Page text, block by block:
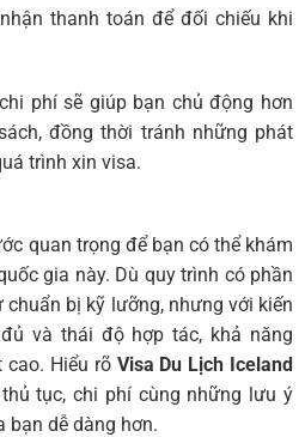
thanh toán để đối chiếu khi
phí sẽ giúp bạn chủ động hơn
đồng thời tránh những phát
trình xin visa.
quan trọng để bạn có thể khám
gia này. Dù quy trình có phần
bị kỹ lưỡng, nhưng với kiến
và thái độ hợp tác, khả năng
cao. Hiểu rõ Visa Du Lịch Iceland
tục, chi phí cùng những lưu ý
bạn dễ dàng hơn.